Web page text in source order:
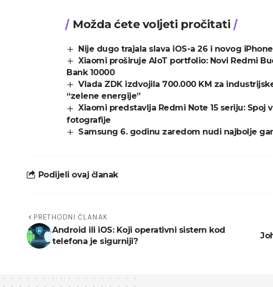
Možda ćete voljeti pročitati
Nije dugo trajala slava iOS-a 26 i novog
Xiaomi proširuje AIoT portfolio: Novi Redmi
Bank 10000
Vlada ZDK izdvojila 700.000 KM za
“zelene energije”
Xiaomi predstavlja Redmi Note 15 seriju:
fotografije
Samsung 6. godinu zaredom nudi najbolje
Podijeli ovaj članak
PRETHODNI ČLANAK
Android ili iOS: Koji operativni sistem kod
telefona je sigurniji?